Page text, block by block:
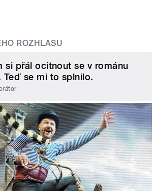
ROZHLASU
si přál ocitnout se v románu
Teď se mi to splnilo.